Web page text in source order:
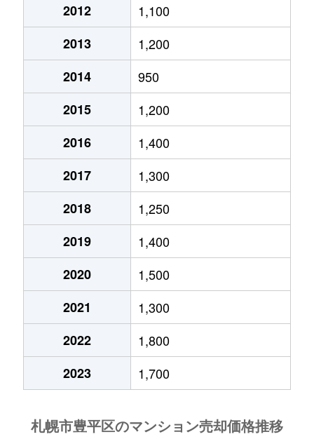
月寒西１条
1,400万円
月寒西１条
1,100万円
月寒西２条
2,000万円
月寒西３条
1,800万円
月寒西３条
1,500万円
月寒西３条
1,700万円
月寒西３条
1,800万円
月寒西４条
1,700万円
月寒西４条
880万円
月寒西４条
700万円
月寒西５条
810万円
月寒西５条
1,600万円
月寒東１条
2,300万円 月寒中央
徒歩
2012
1,100
2013
1,200
2014
950
2015
1,200
2016
1,400
2017
1,300
2018
1,250
2019
1,400
2020
1,500
2021
1,300
2022
1,800
2023
1,700